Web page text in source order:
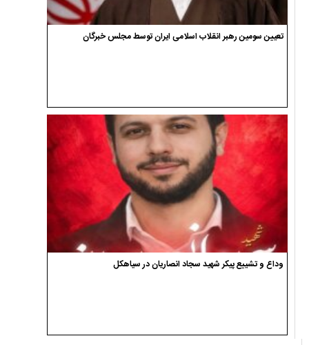
تعیین سومین رهبر انقلاب اسلامی ایران توسط مجلس خبرگان
وداع و تشییع پیکر شهید سجاد انصاریان در سیاهکل